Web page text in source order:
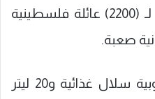
المساعدات الإغاثية العاجلة لـ (2200) عائلة فلسطينية
صعبة.
وقدمت حملة الوفاء الأوروبية سلال غذائية و20 ليتر